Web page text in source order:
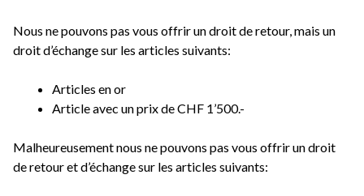
Nous ne pouvons pas vous offrir un droit de retour, mais un
droit d’échange sur les articles suivants:
Articles en or
Article avec un prix de CHF 1’500.-
Malheureusement nous ne pouvons pas vous offrir un droit
de retour et d’échange sur les articles suivants: